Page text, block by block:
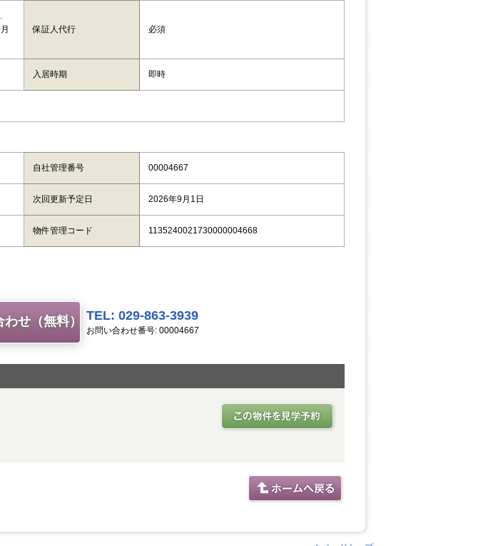
保証人代行 必須
入居時期 即時
自社管理番号 00004667
次回更新予定日 2026年9月1日
物件管理コード 1135240021730000004668
わせ（無料） TEL: 029-863-3939
お問い合わせ番号: 00004667